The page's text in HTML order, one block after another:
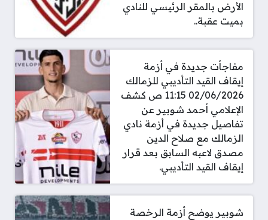
الأرض بالمقر الرئيسي للنادي
بميت عقبة..
مفاجأت جديدة في أزمة
إيقاف القيد التأديبي للزمالك
02/06/2026 11:15 ص كشف
الإعلامي أحمد شوبير عن
تفاصيل جديدة في أزمة نادي
الزمالك مع صلاح الدين
مصدق لاعبه السابق بعد قرار
إيقاف القيد التأديبي.
شوبير يوضح أزمة الرخصة